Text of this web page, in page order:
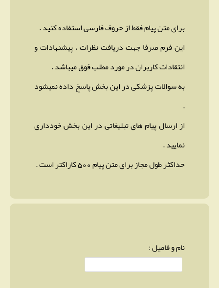
برای متن پیام فقط از حروف فارسی استفاده کنید .
این فرم صرفا جهت دریافت نظرات ، پیشنهادات و
انتقادات کاربران در مورد مطلب فوق میباشد .
به سوالات پزشکی در این بخش پاسخ داده نمیشود
.
از ارسال پیام های تبلیغاتی در این بخش خودداری
نمایید .
حداکثر طول مجاز برای متن پیام 500 کاراکتر است .
نام و فامیل :